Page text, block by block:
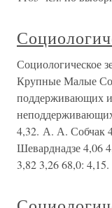
Социологическое
Крупные Малые
поддерживающих
4,32. А. А. Собчак
Шеварднадзе 4,06
3,82 3,26 68,0: